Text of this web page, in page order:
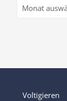
Voltigieren